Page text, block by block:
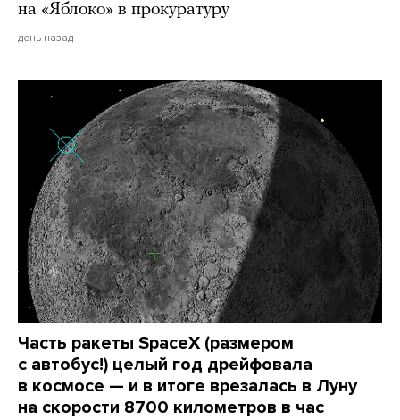
на «Яблоко» в прокуратуру
день назад
Часть ракеты SpaceX (размером
с автобус!) целый год дрейфовала
в космосе — и в итоге врезалась в Луну
на скорости 8700 километров в час